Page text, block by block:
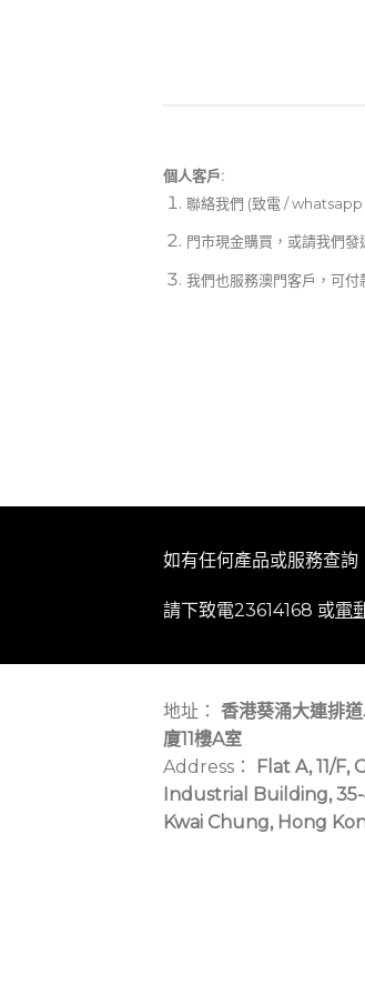
個人客戶:
聯絡我們 (致電 / whatsapp
門市現金購買，或請我們發
我們也服務澳門客戶，可
如有任何產品或服務查詢
請下致電23614168 或電
地址： 香港葵涌大連排道
廈11樓A室
Address：
Flat A, 11/F,
Industrial Building, 35-
Kwai Chung, Hong